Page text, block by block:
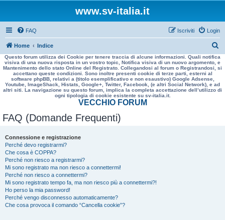
www.sv-italia.it
FAQ Login
Iscriviti
Home Indice
e
r
a
Questo forum utilizza dei Cookie per tenere traccia di alcune informazioni. Quali notifica
visiva di una nuova risposta in un vostro topic, Notifica visiva di un nuovo argomento, e
Mantenimento dello stato Online del Registrato. Collegandosi al forum o Registrandosi, si
accettano queste condizioni. Sono inoltre presenti cookie di terze parti, esterni al
software phpBB, relativi a (titolo esemplificativo e non esaustivo) Google Adsense,
Youtube, ImageShack, Histats, Google+, Twitter, Facebook, (e altri Social Network), e ad
altri siti. La navigazione su questo forum, implica la completa accettazione dell’utilizzo di
ogni tipologia di cookie esistente su sv-italia.it.
VECCHIO FORUM
FAQ (Domande Frequenti)
Connessione e registrazione
Perché devo registrarmi?
Che cosa è COPPA?
Perché non riesco a registrarmi?
Mi sono registrato ma non riesco a connettermi!
Perché non riesco a connettermi?
Mi sono registrato tempo fa, ma non riesco più a connettermi?!
Ho perso la mia password!
Perché vengo disconnesso automaticamente?
Che cosa provoca il comando “Cancella cookie”?